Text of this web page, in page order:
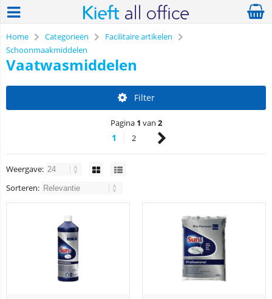
Home Categorieën
Facilitaire artikelen
Schoonmaakmiddelen
Vaatwasmiddelen
Filter
Pagina 1 van 2
1 2
Weergave:
Sorteren: